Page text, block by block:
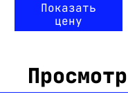
Показать
цену